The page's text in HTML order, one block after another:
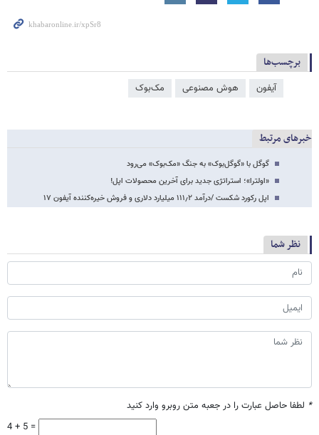
برچسب‌ها
آیفون هوش مصنوعی مک‌بوک
خبرهای مرتبط
گوگل با «گوگل‌بوک» به جنگ «مک‌بوک» می‌رود
«اولترا»؛ استراتژی جدید برای آخرین محصولات اپل!
اپل رکورد شکست /درآمد ۱۱۱٫۲ میلیارد دلاری و فروش خیره‌کننده آیفون ۱۷
نظر شما
* لطفا حاصل عبارت را در جعبه متن روبرو وارد کنید
4 + 5 =